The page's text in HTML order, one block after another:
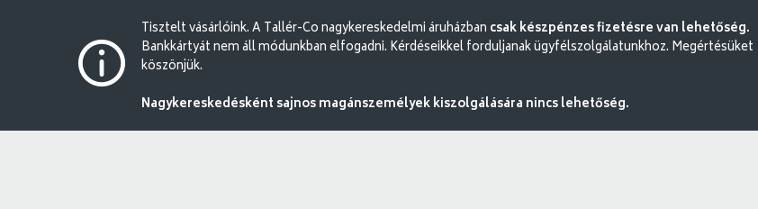
Tisztelt vásárlóink. A Tallér-Co nagykereskedelmi áruházban csak készpénzes fizetésre van lehetőség.
Bankkártyát nem áll módunkban elfogadni. Kérdéseikkel forduljanak ügyfélszolgálatunkhoz. Megértésüket
köszönjük.
Nagykereskedésként sajnos magánszemélyek kiszolgálására nincs lehetőség.